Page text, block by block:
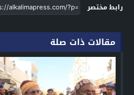
رابط مختصر
مقالات ذات صلة